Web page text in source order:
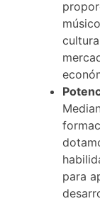
para